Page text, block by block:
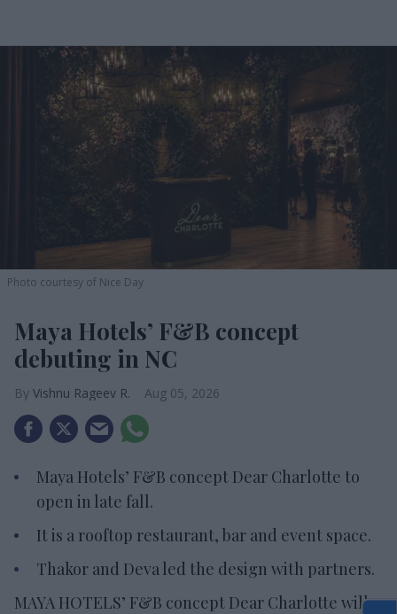
Photo courtesy of Nice Day
Maya Hotels’ F&B concept
debuting in NC
Vishnu Rageev R. Aug 05, 2026
Maya Hotels’ F&B concept Dear Charlotte to
open in late fall.
It is a rooftop restaurant, bar and event space.
Thakor and Deva led the design with partners.
MAYA HOTELS’ F&B concept Dear Charlotte will